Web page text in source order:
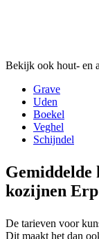
Bekijk ook hout- en
Grave
Uden
Boekel
Veghel
Schijndel
Gemiddelde
kozijnen Erp
De tarieven voor
Dit maakt het dan